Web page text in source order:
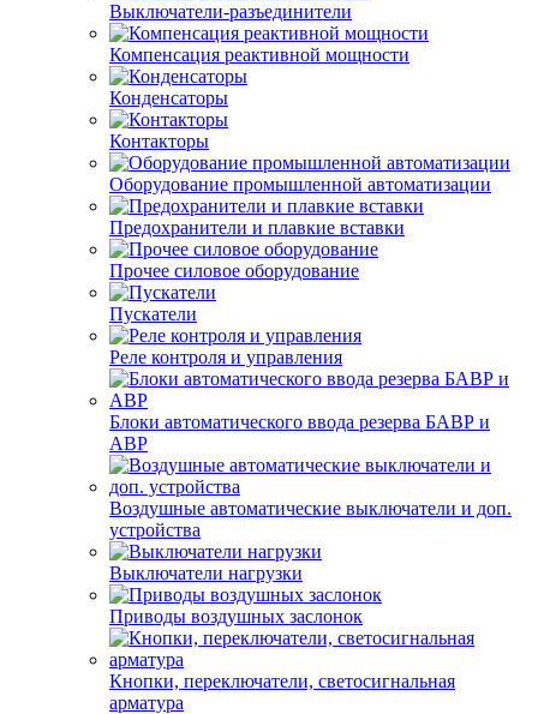
Выключатели-разъединители
Компенсация реактивной мощности
Конденсаторы
Контакторы
Оборудование промышленной автоматизации
Предохранители и плавкие вставки
Прочее силовое оборудование
Пускатели
Реле контроля и управления
Блоки автоматического ввода резерва БАВР и
АВР
Воздушные автоматические выключатели и доп.
устройства
Выключатели нагрузки
Приводы воздушных заслонок
Кнопки, переключатели, светосигнальная
арматура